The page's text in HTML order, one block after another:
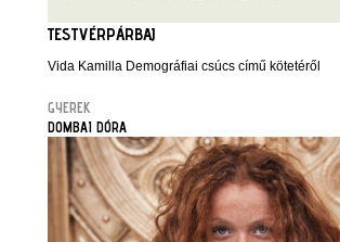
TESTVÉRPÁRBAJ
Vida Kamilla Demográfiai csúcs című kötetéről
GYEREK
DOMBAI DÓRA